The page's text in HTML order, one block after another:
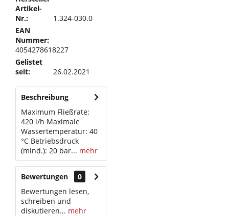
Artikel-
Nr.:
1.324-030.0
EAN
Nummer:
4054278618227
Gelistet
seit:
26.02.2021
Beschreibung
Maximum Fließrate:
420 l/h Maximale
Wassertemperatur: 40
°C Betriebsdruck
(mind.): 20 bar... mehr
Bewertungen
0
Bewertungen lesen,
schreiben und
diskutieren... mehr